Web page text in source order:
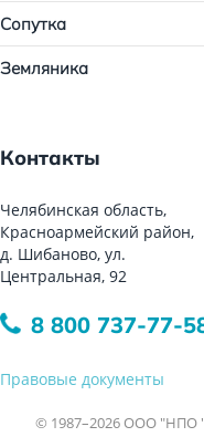
Сопутка
Земляника
Контакты
Челябинская область,
Красноармейский район,
д. Шибаново, ул.
Центральная, 92
8 800 737-77-
Правовые документы
© 1987–2026 ООО "НПО